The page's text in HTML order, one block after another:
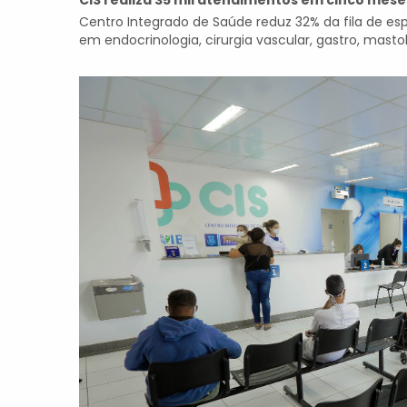
Centro Integrado de Saúde reduz 32% da fila de
em endocrinologia, cirurgia vascular, gastro,